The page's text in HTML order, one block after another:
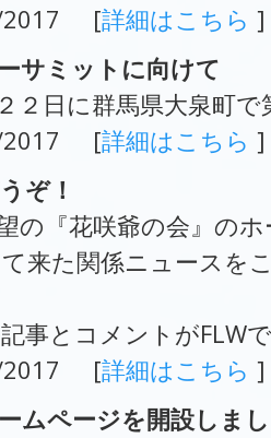
2017 [詳細はこちら ]
サミットに向けて
２日に群馬県大泉町
2017 [詳細はこちら ]
ぞ！
の『花咲爺の会』の
来た関係ニュースを
事とコメントがFLW
2017 [詳細はこちら ]
ムページを開設しま